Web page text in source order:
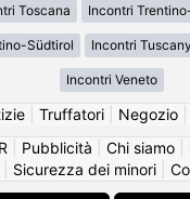
Toscana Incontri
Südtirol Incontri Tuscany
Incontri Veneto
| Truffatori| Negozio|
Pubblicità Chi siamo|
Sicurezza dei minori|